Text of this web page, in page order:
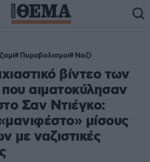
Πυροβολισμοί Ναζί
βίντεο των
αιματοκύλησαν
Σαν Ντιέγκο:
μίσους
με ναζιστικές